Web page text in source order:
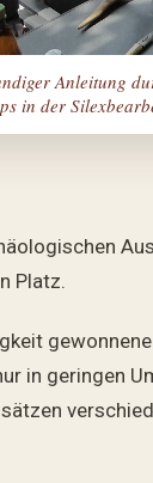
Anleitung
in der
Platz.
in geringen